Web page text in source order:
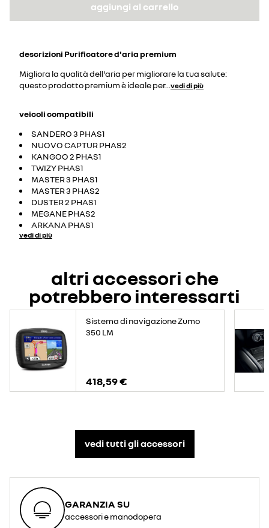
aggiungi al carrello
descrizioni Purificatore d'aria premium
Migliora la qualità dell'aria per migliorare la tua salute:
questo prodotto premium è ideale per... vedi di più
veicoli compatibili
SANDERO 3 PHAS1
NUOVO CAPTUR PHAS2
KANGOO 2 PHAS1
TWIZY PHAS1
MASTER 3 PHAS1
MASTER 3 PHAS2
DUSTER 2 PHAS1
MEGANE PHAS2
ARKANA PHAS1
vedi di più
altri accessori che
potrebbero interessarti
Sistema di navigazione Zumo
350 LM
418,59 €
vedi tutti gli accessori​
GARANZIA SU
accessori e manodopera